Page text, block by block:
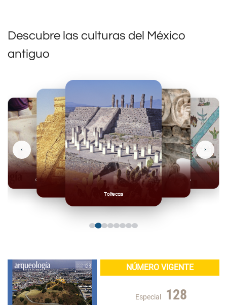
Descubre las culturas del México
antiguo
Toltecas
Mexicas
Olmecas
‹ ›
NÚMERO VIGENTE
Especial 128